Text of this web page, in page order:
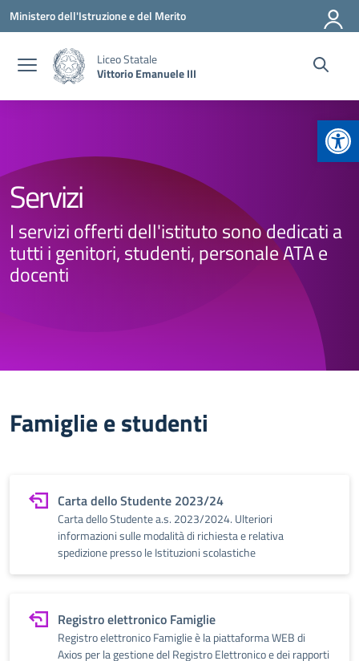
Vai ai contenuti
Vai al menu di navigazione
Vai al footer
Ministero dell'Istruzione e del Merito
Liceo Statale
Vittorio Emanuele III
Servizi
I servizi offerti dell'istituto sono dedicati a
tutti i genitori, studenti, personale ATA e
docenti
Famiglie e studenti
Carta dello Studente 2023/24
Carta dello Studente a.s. 2023/2024. Ulteriori
informazioni sulle modalità di richiesta e relativa
spedizione presso le Istituzioni scolastiche
Registro elettronico Famiglie
Registro elettronico Famiglie è la piattaforma WEB di
Axios per la gestione del Registro Elettronico e dei rapporti